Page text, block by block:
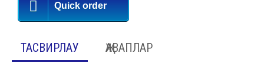
Quick order
ТАСВИРЛАУ ҖАВАПЛАР